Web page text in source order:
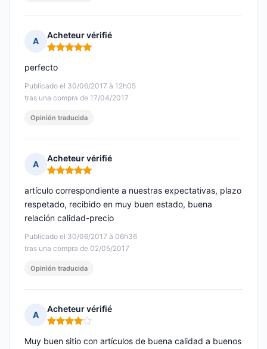
A
Acheteur vérifié
Nota: 5 de 5
Publicado el 30/06/2017 à 12h05
tras una compra de 17/04/2017
perfecto
Opinión traducida
A
Acheteur vérifié
Nota: 5 de 5
Publicado el 30/06/2017 à 06h36
tras una compra de 02/05/2017
artículo correspondiente a nuestras expectativas, plazo
respetado, recibido en muy buen estado, buena
relación calidad-precio
Opinión traducida
A
Acheteur vérifié
Nota: 4 de 5
Muy buen sitio con artículos de buena calidad a buenos